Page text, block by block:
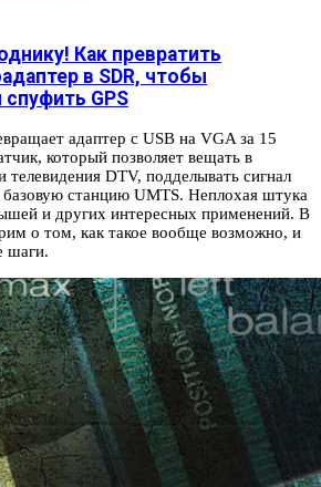
Как превратить
в SDR, чтобы
спуфить GPS
адаптер с USB на VGA за 15
который позволяет вещать в
телевидения DTV, подделывать сигнал
базовую станцию UMTS. Неплохая штука
и других интересных применений. В
о том, как такое вообще возможно, и
шаги.